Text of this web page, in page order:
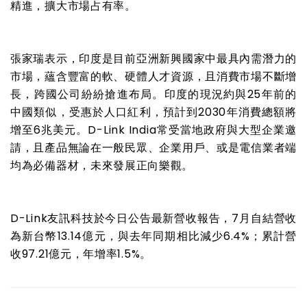
精進，擴大市場占有率。
張家瑞表示，印度是目前亞洲新興國家中最具內需潛力的
市場，蘊含豐富的軟、硬體人才資源，且消費市場不斷增
長，跨國公司紛紛搶進布局。印度的現況約與25年前的
中國類似，受惠於人口紅利，預計到2030年消費總額將
增至6兆美元。 D-Link India常受當地政府與大型企業邀
請，且產品無論在一般民眾、企業用戶、或是電信業者端
均為必備器材，未來發展正向樂觀。
D-Link友訊科技於今日公告最新營收報告， 7月自結營收
為新台幣13.14億元，與去年同期相比減少6.4% ；累計營
收97.21億元，年增率1.5%。